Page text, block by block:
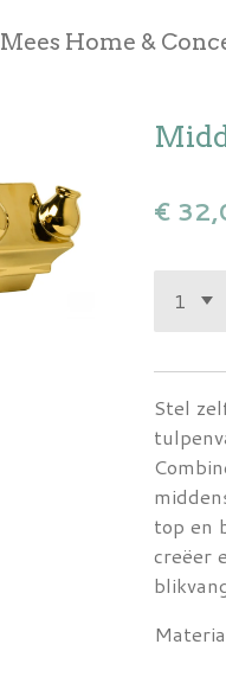
Mees Home &
€
Stel
top en
creëer